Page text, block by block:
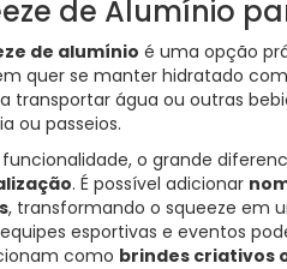
de Alumínio
de alumínio é uma opção
quer se manter hidratado
transportar água ou outras
ou passeios.
o grande
. É possível adicionar
, transformando o squeeze em
esportivas e eventos
como brindes criativos